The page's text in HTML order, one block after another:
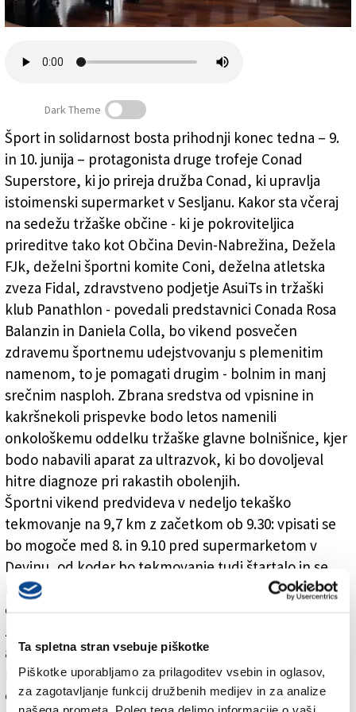
Ta spletna stran vsebuje piškotke
Piškotke uporabljamo za prilagoditev vsebin in oglasov,
za zagotavljanje funkcij družbenih medijev in za analize
našega prometa. Poleg tega delimo informacije o vaši
Založnik
Tek za onkološke bolnike
Dark Theme
Šport in solidarnost bosta prihodnji konec tedna – 9.
in 10. junija – protagonista druge trofeje Conad
Superstore, ki jo prireja družba Conad, ki upravlja
istoimenski supermarket v Sesljanu. Kakor sta včeraj
na sedežu tržaške občine - ki je pokroviteljica
prireditve tako kot Občina Devin-Nabrežina, Dežela
FJk, deželni športni komite Coni, deželna atletska
zveza Fidal, zdravstveno podjetje AsuiTs in tržaški
klub Panathlon - povedali predstavnici Conada Rosa
Balanzin in Daniela Colla, bo vikend posvečen
zdravemu športnemu udejstvovanju s plemenitim
namenom, to je pomagati drugim - bolnim in manj
srečnim nasploh. Zbrana sredstva od vpisnine in
kakršnekoli prispevke bodo letos namenili
onkološkemu oddelku tržaške glavne bolnišnice, kjer
bodo nabavili aparat za ultrazvok, ki bo dovoljeval
hitre diagnoze pri rakastih obolenjih.
Športni vikend predvideva v nedeljo tekaško
tekmovanje na 9,7 km z začetkom ob 9.30: vpisati se
bo mogoče med 8. in 9.10 pred supermarketom v
Devinu, od koder bo tekmovanje tudi štartalo in se
ravno tako zaključilo. Samo 5 minut pozneje, se pravi
ob 9.35 pa bo štartal še rekreativni, ne-tekmovalni tek
za vse, ki si želijo lahkotnejše »tekaške« preizkušnje
ali samo druženja - vsak lahko izbira med dolžino te
rekreativne variante, se pravi 4,3 km, 7,5 km ali
celotno 9,7 km progo. Naj zabeležimo, da bo pot